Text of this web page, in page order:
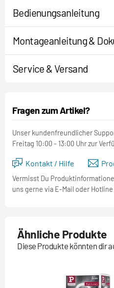
Bedienungsanleitung
Montageanleitung &
Service & Versand
Fragen zum Artikel?
Unser kundenfreundlicher
Freitag 10:00 - 13:00 Uhr zur
Kontakt / Hilfe
Vermisst Du
uns gerne via E-Mail oder Hotline
Ähnliche Produkte
Diese Produkte könnten dir